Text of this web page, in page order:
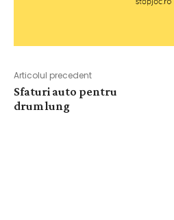
Articolul precedent
Sfaturi auto pentru
drum lung